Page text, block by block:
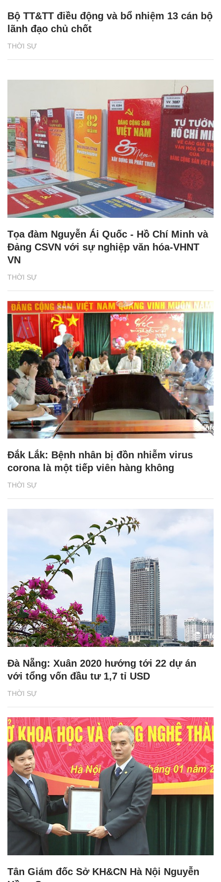
THỜI SỰ
Bộ TT&TT điều động và bổ nhiệm 13 cán bộ
lãnh đạo chủ chốt
THỜI SỰ
Tọa đàm Nguyễn Ái Quốc - Hồ Chí Minh và
Đảng CSVN với sự nghiệp văn hóa-VHNT
VN
THỜI SỰ
Đắk Lắk: Bệnh nhân bị đồn nhiễm virus
corona là một tiếp viên hàng không
THỜI SỰ
Đà Nẵng: Xuân 2020 hướng tới 22 dự án
với tổng vốn đầu tư 1,7 tỉ USD
Tân Giám đốc Sở KH&CN Hà Nội Nguyễn